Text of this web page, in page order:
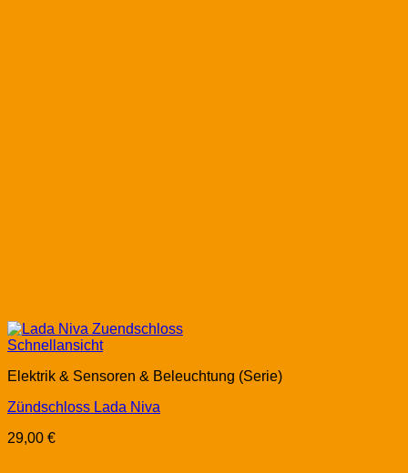
Schnellansicht
Elektrik & Sensoren & Beleuchtung (Serie)
Zündschloss Lada Niva
29,00 €